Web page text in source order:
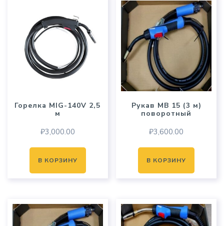
Горелка MIG-140V 2,5
м
₽3,000.00
В КОРЗИНУ
Рукав MB 15 (3 м)
поворотный
₽3,600.00
В КОРЗИНУ